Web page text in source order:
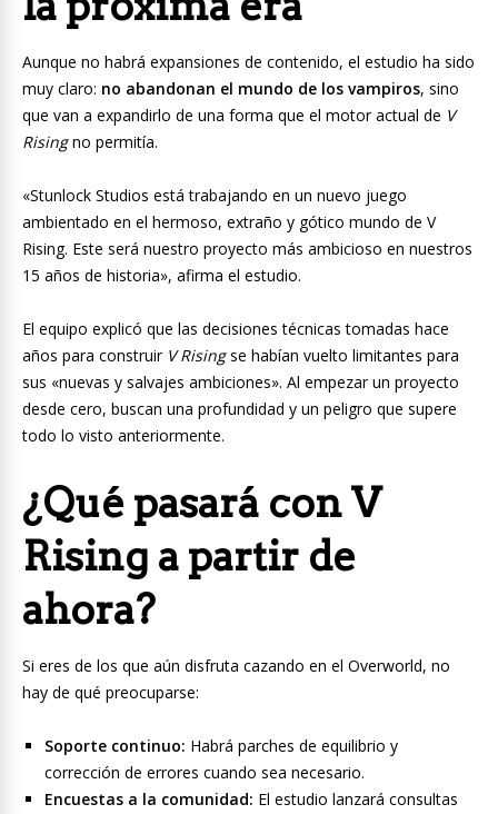
Aunque no habrá expansiones de contenido, el estudio ha sido
muy claro: no abandonan el mundo de los vampiros, sino
que van a expandirlo de una forma que el motor actual de V
Risingno permitía.
«Stunlock Studios está trabajando en un nuevo juego
ambientado en el hermoso, extraño y gótico mundo de V
Rising. Este será nuestro proyecto más ambicioso en nuestros
15 años de historia», afirma el estudio.
El equipo explicó que las decisiones técnicas tomadas hace
años para construir V Risingse habían vuelto limitantes para
sus «nuevas y salvajes ambiciones». Al empezar un proyecto
desde cero, buscan una profundidad y un peligro que supere
todo lo visto anteriormente.
¿Qué pasará con V
Rising a partir de
ahora?
Si eres de los que aún disfruta cazando en el Overworld, no
hay de qué preocuparse:
Soporte continuo: Habrá parches de equilibrio y
corrección de errores cuando sea necesario.
Encuestas a la comunidad: El estudio lanzará consultas